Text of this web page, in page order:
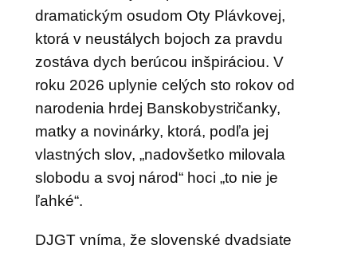
dramatickým osudom Oty Plávkovej,
ktorá v neustálych bojoch za pravdu
zostáva dych berúcou inšpiráciou. V
roku 2026 uplynie celých sto rokov od
narodenia hrdej Banskobystričanky,
matky a novinárky, ktorá, podľa jej
vlastných slov, „nadovšetko milovala
slobodu a svoj národ“ hoci „to nie je
ľahké“.
DJGT vníma, že slovenské dvadsiate